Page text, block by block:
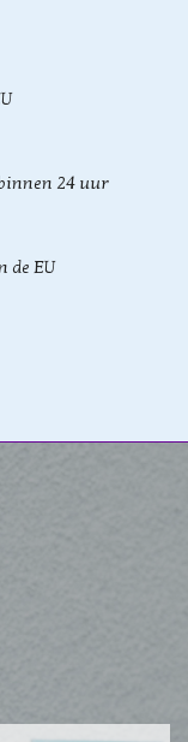
24 uur
de EU